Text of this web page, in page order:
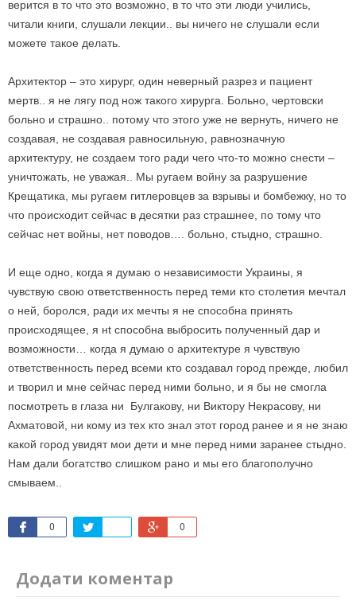
верится в то что это возможно, в то что эти люди учились,
читали книги, слушали лекции.. вы ничего не слушали если
можете такое делать.
Архитектор – это хирург, один неверный разрез и пациент
мертв.. я не лягу под нож такого хирурга. Больно, чертовски
больно и страшно.. потому что этого уже не вернуть, ничего не
создавая, не создавая равносильную, равнозначную
архитектуру, не создаем того ради чего что-то можно снести –
уничтожать, не уважая.. Мы ругаем войну за разрушение
Крещатика, мы ругаем гитлеровцев за взрывы и бомбежку, но то
что происходит сейчас в десятки раз страшнее, по тому что
сейчас нет войны, нет поводов…. больно, стыдно, страшно.
И еще одно, когда я думаю о независимости Украины, я
чувствую свою ответственность перед теми кто столетия мечтал
о ней, боролся, ради их мечты я не способна принять
происходящее, я нt способна выбросить полученный дар и
возможности… когда я думаю о архитектуре я чувствую
ответственность перед всеми кто создавал город прежде, любил
и творил и мне сейчас перед ними больно, и я бы не смогла
посмотреть в глаза ни Булгакову, ни Виктору Некрасову, ни
Ахматовой, ни кому из тех кто знал этот город ранее и я не знаю
какой город увидят мои дети и мне перед ними заранее стыдно.
Нам дали богатство слишком рано и мы его благополучно
смываем..
0 0
Додати коментар